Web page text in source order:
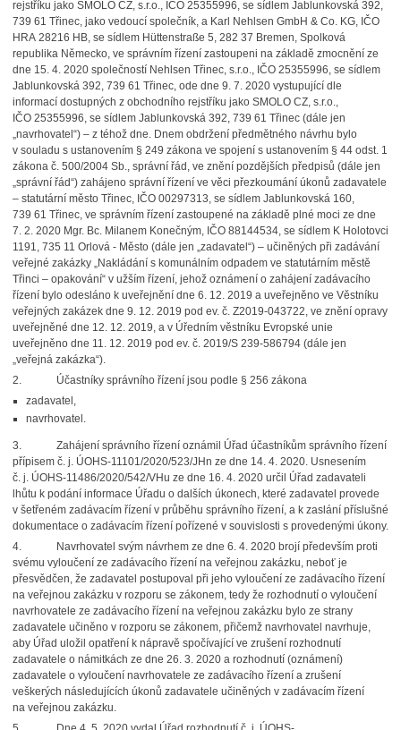
rejstříku jako SMOLO CZ, s.r.o., IČO 25355996, se sídlem Jablunkovská 392,
739 61 Třinec, jako vedoucí společník, a Karl Nehlsen GmbH & Co. KG, IČO
HRA 28216 HB, se sídlem Hüttenstraße 5, 282 37 Bremen, Spolková
republika Německo, ve správním řízení zastoupeni na základě zmocnění ze
dne 15. 4. 2020 společností Nehlsen Třinec, s.r.o., IČO 25355996, se sídlem
Jablunkovská 392, 739 61 Třinec, ode dne 9. 7. 2020 vystupující dle
informací dostupných z obchodního rejstříku jako SMOLO CZ, s.r.o.,
IČO 25355996, se sídlem Jablunkovská 392, 739 61 Třinec (dále jen
„navrhovatel“) – z téhož dne. Dnem obdržení předmětného návrhu bylo
v souladu s ustanovením § 249 zákona ve spojení s ustanovením § 44 odst. 1
zákona č. 500/2004 Sb., správní řád, ve znění pozdějších předpisů (dále jen
„správní řád“) zahájeno správní řízení ve věci přezkoumání úkonů zadavatele
– statutární město Třinec, IČO 00297313, se sídlem Jablunkovská 160,
739 61 Třinec, ve správním řízení zastoupené na základě plné moci ze dne
7. 2. 2020 Mgr. Bc. Milanem Konečným, IČO 88144534, se sídlem K Holotovci
1191, 735 11 Orlová - Město (dále jen „zadavatel“) – učiněných při zadávání
veřejné zakázky „Nakládání s komunálním odpadem ve statutárním městě
Třinci – opakování“ v užším řízení, jehož oznámení o zahájení zadávacího
řízení bylo odesláno k uveřejnění dne 6. 12. 2019 a uveřejněno ve Věstníku
veřejných zakázek dne 9. 12. 2019 pod ev. č. Z2019-043722, ve znění opravy
uveřejněné dne 12. 12. 2019, a v Úředním věstníku Evropské unie
uveřejněno dne 11. 12. 2019 pod ev. č. 2019/S 239-586794 (dále jen
„veřejná zakázka“).
2.
Účastníky správního řízení jsou podle § 256 zákona
zadavatel,
navrhovatel.
3.
Zahájení správního řízení oznámil Úřad účastníkům správního řízení
přípisem č. j. ÚOHS-11101/2020/523/JHn ze dne 14. 4. 2020. Usnesením
č. j. ÚOHS-11486/2020/542/VHu ze dne 16. 4. 2020 určil Úřad zadavateli
lhůtu k podání informace Úřadu o dalších úkonech, které zadavatel provede
v šetřeném zadávacím řízení v průběhu správního řízení, a k zaslání příslušné
dokumentace o zadávacím řízení pořízené v souvislosti s provedenými úkony.
4.
Navrhovatel svým návrhem ze dne 6. 4. 2020 brojí především proti
svému vyloučení ze zadávacího řízení na veřejnou zakázku, neboť je
přesvědčen, že zadavatel postupoval při jeho vyloučení ze zadávacího řízení
na veřejnou zakázku v rozporu se zákonem, tedy že rozhodnutí o vyloučení
navrhovatele ze zadávacího řízení na veřejnou zakázku bylo ze strany
zadavatele učiněno v rozporu se zákonem, přičemž navrhovatel navrhuje,
aby Úřad uložil opatření k nápravě spočívající ve zrušení rozhodnutí
zadavatele o námitkách ze dne 26. 3. 2020 a rozhodnutí (oznámení)
zadavatele o vyloučení navrhovatele ze zadávacího řízení a zrušení
veškerých následujících úkonů zadavatele učiněných v zadávacím řízení
na veřejnou zakázku.